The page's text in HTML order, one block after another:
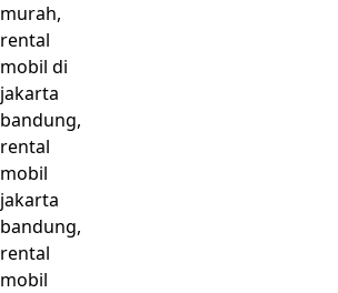
murah,
rental
mobil di
jakarta
bandung,
rental
mobil
jakarta
bandung,
rental
mobil